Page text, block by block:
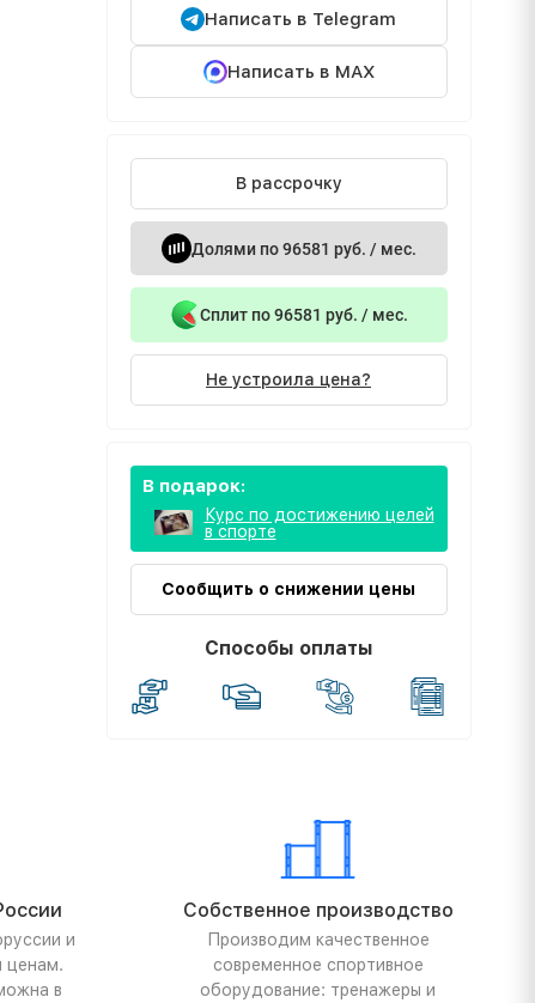
Написать в Telegram
Написать в MAX
В рассрочку
Долями по 96581 руб. / мес.
Сплит по 96581 руб. / мес.
Не устроила цена?
В подарок:
Курс по достижению целей
в спорте
Сообщить о снижении цены
Способы оплаты
и
ценам.
в
Собственное производство
Производим качественное
современное спортивное
оборудование: тренажеры и